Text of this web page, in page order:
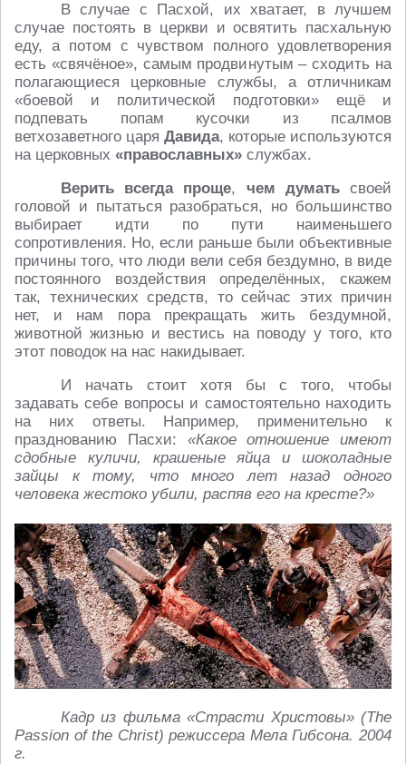
В случае с Пасхой, их хватает, в лучшем
случае постоять в церкви и освятить пасхальную
еду, а потом с чувством полного удовлетворения
есть «свячёное», самым продвинутым – сходить на
полагающиеся церковные службы, а отличникам
«боевой и политической подготовки» ещё и
подпевать попам кусочки из псалмов
ветхозаветного царя Давида, которые используются
на церковных «православных» службах.
Верить всегда проще, чем думатьсвоей
головой и пытаться разобраться, но большинство
выбирает идти по пути наименьшего
сопротивления . Но, если раньше были объективные
причины того, что люди вели себя бездумно, в виде
постоянного воздействия определённых, скажем
так, технических средств, то сейчас этих причин
нет, и нам пора прекращать жить бездумной,
животной жизнью и вестись на поводу у того, кто
этот поводок на нас накидывает.
И начать стоит хотя бы с того, чтобы
задавать себе вопросы и самостоятельно находить
на них ответы. Например, применительно к
празднованию Пасхи: «Какое отношение имеют
сдобные куличи, крашеные яйца и шоколадные
зайцы к тому, что много лет назад одного
человека жестоко убили, распяв его на кресте?»
Кадр из фильма «Страсти Христовы» (The
Passion of the Christ) режиссера Мела Гибсона. 2004
г.